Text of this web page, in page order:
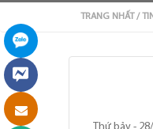
TRANG NHẤT /